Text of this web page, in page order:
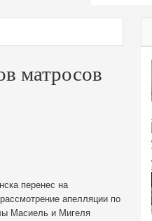
матросов
перенес на
апелляции по
Масиель и Мигеля